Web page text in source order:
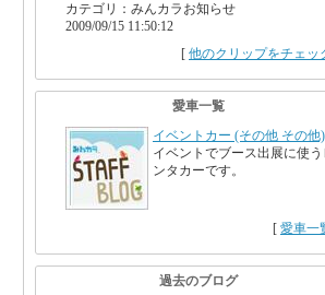
カテゴリ：みんカラお知らせ
2009/09/15 11:50:12
[ 他のクリップをチェッ
愛車一覧
イベントカー (その他 その他)
イベントでブース出展に使う
ンタカーです。
[ 愛車一
過去のブログ